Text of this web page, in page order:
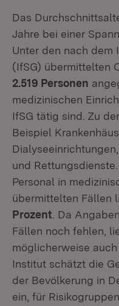
Das
Jahre bei einer
Unter den nach dem
(IfSG) übermittelten
2.519 Personen
medizinischen
IfSG tätig sind. Zu
Beispiel
und
Personal in
übermittelten Fällen
Prozent . Da
Fällen noch fehlen,
möglicherweise
Institut schätzt die
der Bevölkerung in
ein, für